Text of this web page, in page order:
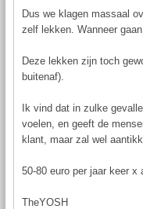
Dus we klagen massaal
zelf lekken. Wanneer
Deze lekken zijn toch
buitenaf).
Ik vind dat in zulke
voelen, en geeft de
klant, maar zal wel
50-80 euro per jaar keer
TheYOSH